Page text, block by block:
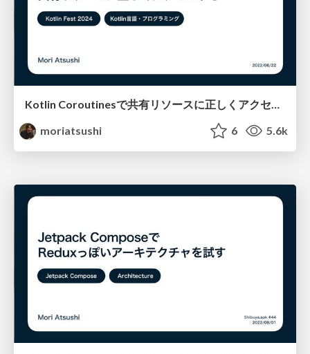
Kotlin Coroutinesで共有リソースに正しくアクセスする
moriatsushi
6 5.6k